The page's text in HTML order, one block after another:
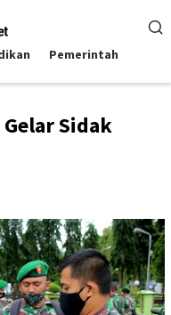
Pemerintah
Sidak